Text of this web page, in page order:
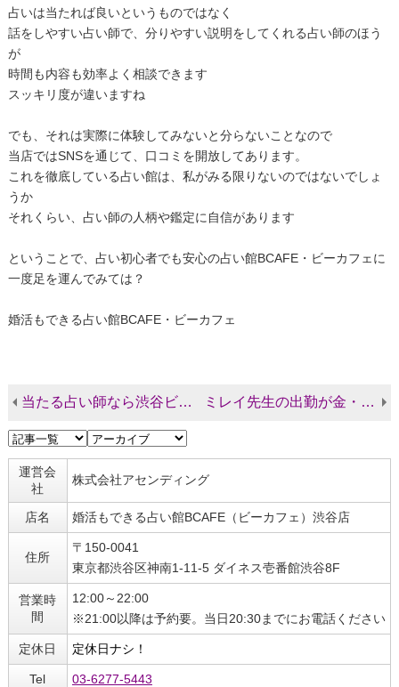
占いは当たれば良いというものではなく
話をしやすい占い師で、分りやすい説明をしてくれる占い師のほう
が
時間も内容も効率よく相談できます
スッキリ度が違いますね
でも、それは実際に体験してみないと分らないことなので
当店ではSNSを通じて、口コミを開放してあります。
これを徹底している占い館は、私がみる限りないのではないでしょ
うか
それくらい、占い師の人柄や鑑定に自信があります
ということで、占い初心者でも安心の占い館BCAFE・ビーカフェに
一度足を運んでみては？
婚活もできる占い館BCAFE・ビーカフェ
当たる占い師なら渋谷ビーカフェ ミレイ先生の出勤が金・日になりました
運営会
社
株式会社アセンディング
店名 婚活もできる占い館BCAFE（ビーカフェ）渋谷店
住所
〒150-0041
東京都渋谷区神南1-11-5 ダイネス壱番館渋谷8F
営業時
間
12:00～22:00
※21:00以降は予約要。当日20:30までにお電話ください
定休日 定休日ナシ！
Tel 03-6277-5443